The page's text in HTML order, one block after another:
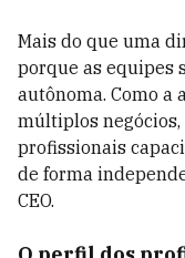
Mais do que uma
porque as equipes
autônoma. Como a
múltiplos
profissionais
de forma
CEO.